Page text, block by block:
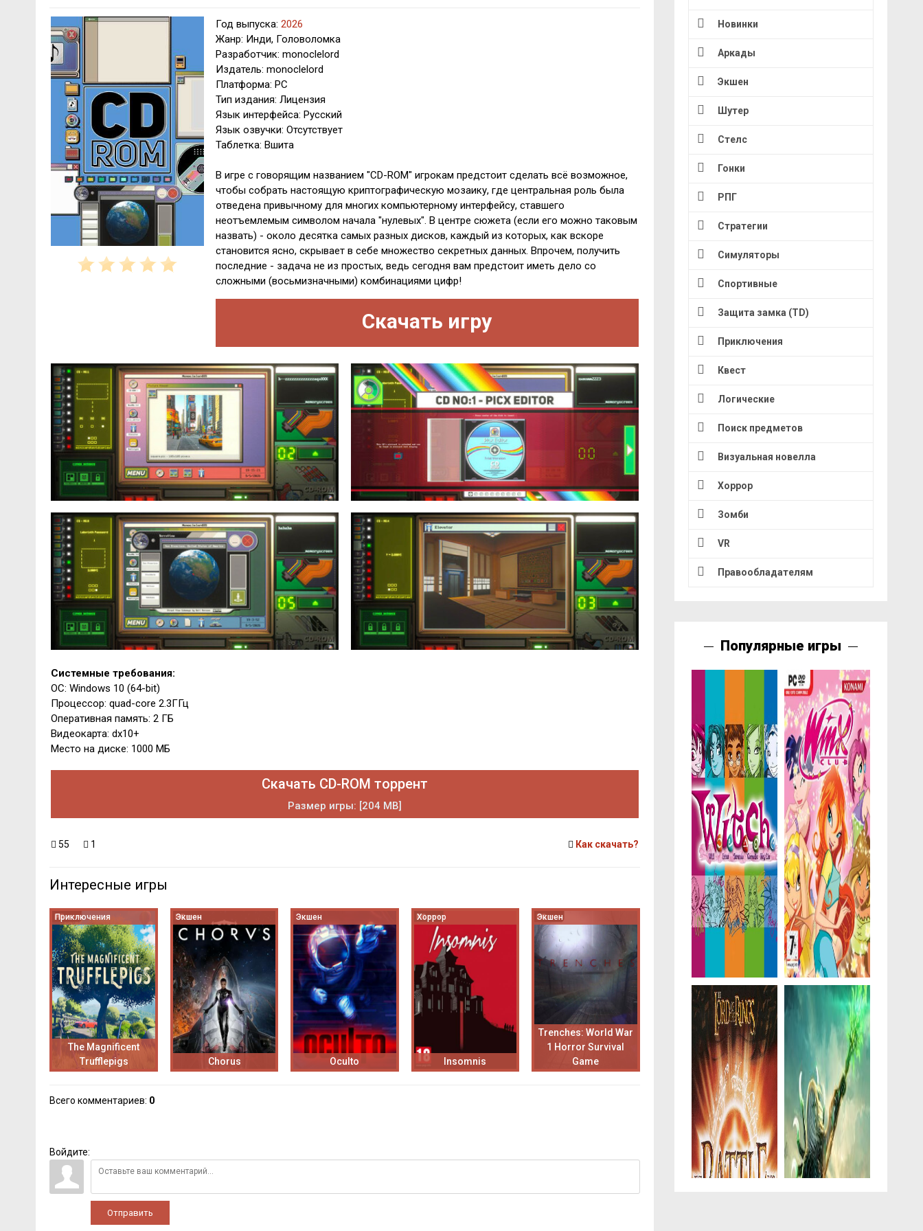
Год выпуска: 2026
Жанр: Инди, Головоломка
Разработчик: monoclelord
Издатель: monoclelord
Платформа: PC
Тип издания: Лицензия
Язык интерфейса: Русский
Язык озвучки: Отсутствует
Таблетка: Вшита
В игре с говорящим названием "CD-ROM" игрокам предстоит сделать всё возможное,
чтобы собрать настоящую криптографическую мозаику, где центральная роль была
отведена привычному для многих компьютерному интерфейсу, ставшего
неотъемлемым символом начала "нулевых". В центре сюжета (если его можно таковым
назвать) - около десятка самых разных дисков, каждый из которых, как вскоре
становится ясно, скрывает в себе множество секретных данных. Впрочем, получить
последние - задача не из простых, ведь сегодня вам предстоит иметь дело со
сложными (восьмизначными) комбинациями цифр!
Скачать игру
Системные требования:
ОС: Windows 10 (64-bit)
Процессор: quad-core 2.3ГГц
Оперативная память: 2 ГБ
Видеокарта: dx10+
Место на диске: 1000 МБ
Скачать CD-ROM торрент
Размер игры: [204 MB]
55 1 Как скачать?
Интересные игры
Приключения
The Magnificent
Trufflepigs
Экшен
Chorus
Экшен
Oculto
Хоррор
Insomnis
Экшен
Trenches: World War
1 Horror Survival
Game
Всего комментариев: 0
Войдите:
Отправить
Новинки
Аркады
Экшен
Шутер
Стелс
Гонки
РПГ
Стратегии
Симуляторы
Спортивные
Защита замка (TD)
Приключения
Квест
Логические
Поиск предметов
Визуальная новелла
Хоррор
Зомби
VR
Правообладателям
Популярные игры